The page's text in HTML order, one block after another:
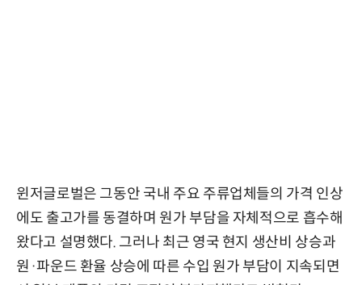
윈저글로벌은 그동안 국내 주요 주류업체들의 가격 인상
에도 출고가를 동결하며 원가 부담을 자체적으로 흡수해
왔다고 설명했다. 그러나 최근 영국 현지 생산비 상승과
원·파운드 환율 상승에 따른 수입 원가 부담이 지속되면